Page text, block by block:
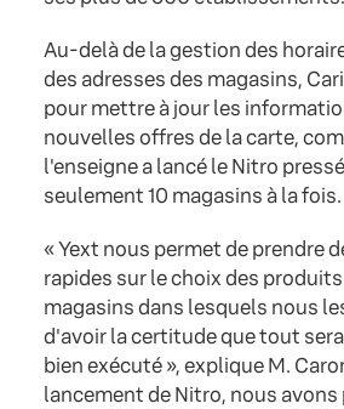
Au-delà de la gestion des
des adresses des magasins,
pour mettre à jour les
nouvelles offres de la carte,
l'enseigne a lancé le Nitro
seulement 10 magasins à la fois.
« Yext nous permet de prendre
rapides sur le choix des
magasins dans lesquels nous
d'avoir la certitude que tout
bien exécuté », explique M.
lancement de Nitro, nous